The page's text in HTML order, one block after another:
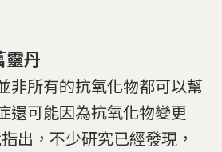
靈丹
非所有的抗氧化物都可以幫
還可能因為抗氧化物變更
出，不少研究已經發現，